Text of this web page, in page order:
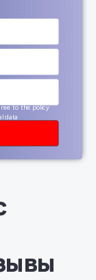
to the policy
data